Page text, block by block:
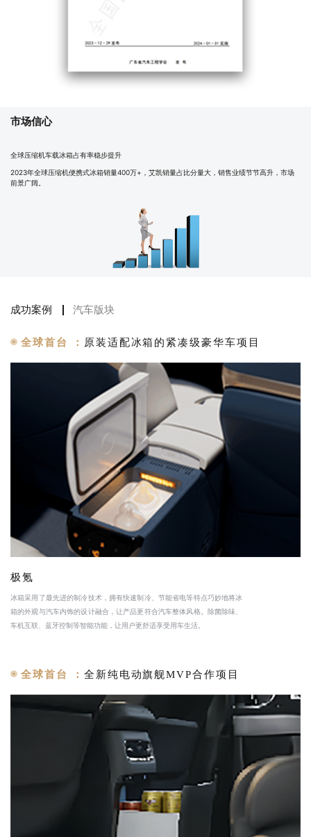
市场信心
全球压缩机车载冰箱占有率稳步提升
2023年全球压缩机便携式冰箱销量400万+，艾凯销量占比分量大，销售业绩节节高升，市场
前景广阔。
成功案例 汽车版块
全球首台 ： 原装适配冰箱的紧凑级豪华车项目
极氪
冰箱采用了最先进的制冷技术，拥有快速制冷、节能省电等特点巧妙地将冰
箱的外观与汽车内饰的设计融合，让产品更符合汽车整体风格。除菌除味、
车机互联、蓝牙控制等智能功能，让用户更舒适享受用车生活。
全球首台 ： 全新纯电动旗舰MVP合作项目